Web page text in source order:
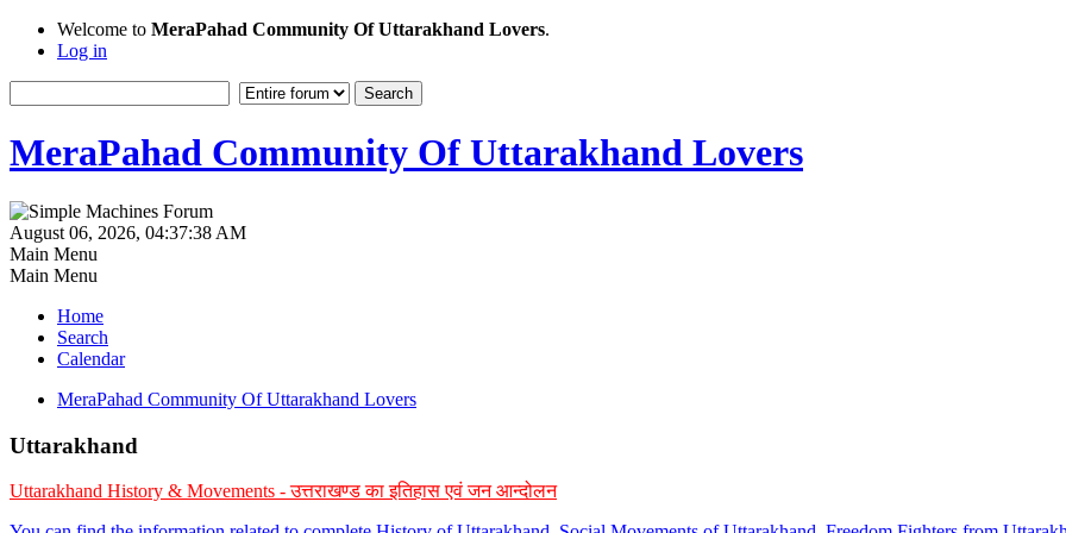
Welcome to MeraPahad Community Of Uttarakhand Lovers.
Log in
MeraPahad Community Of Uttarakhand Lovers
August 06, 2026, 04:37:38 AM
Main Menu
Main Menu
Home
Search
Calendar
MeraPahad Community Of Uttarakhand Lovers
Uttarakhand
Uttarakhand History & Movements - उत्तराखण्ड का इतिहास एवं जन आन्दोलन